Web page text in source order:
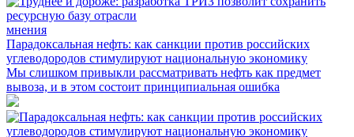
мнения
Парадоксальная нефть: как санкции против российских
углеводородов стимулируют национальную экономику
Мы слишком привыкли рассматривать нефть как предмет
вывоза, и в этом состоит принципиальная ошибка